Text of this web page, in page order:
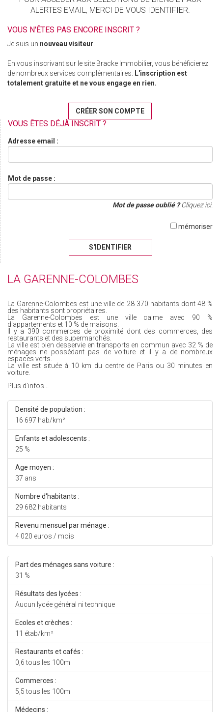
ALERTES EMAIL, MERCI DE VOUS IDENTIFIER.
VOUS N'ÊTES PAS ENCORE INSCRIT ?
Je suis un nouveau visiteur.
En vous inscrivant sur le site Bracke Immobilier, vous bénéficierez
de nombreux services complémentaires. L'inscription est
totalement gratuite et ne vous engage en rien.
CRÉER SON COMPTE
VOUS ÊTES DÉJÀ INSCRIT ?
Adresse email :
Mot de passe :
Mot de passe oublié ?Cliquez ici.
mémoriser
S'IDENTIFIER
LA GARENNE-COLOMBES
La Garenne-Colombes est une ville de 28 370 habitants dont 48 %
des habitants sont propriétaires.
La Garenne-Colombes est une ville calme avec 90 %
d'appartements et 10 % de maisons.
Il y a 390 commerces de proximité dont des commerces, des
restaurants et des supermarchés.
La ville est bien desservie en transports en commun avec 32 % de
ménages ne possédant pas de voiture et il y a de nombreux
espaces verts.
La ville est située à 10 km du centre de Paris ou 30 minutes en
voiture.
Plus d'infos...
Densité de population :
16 697 hab/km²
Enfants et adolescents :
25 %
Age moyen :
37 ans
Nombre d'habitants :
29 682 habitants
Revenu mensuel par ménage :
4 020 euros / mois
Part des ménages sans voiture :
31 %
Résultats des lycées :
Aucun lycée général ni technique
Ecoles et crèches :
11 étab/km²
Restaurants et cafés :
0,6 tous les 100m
Commerces :
5,5 tous les 100m
Médecins :